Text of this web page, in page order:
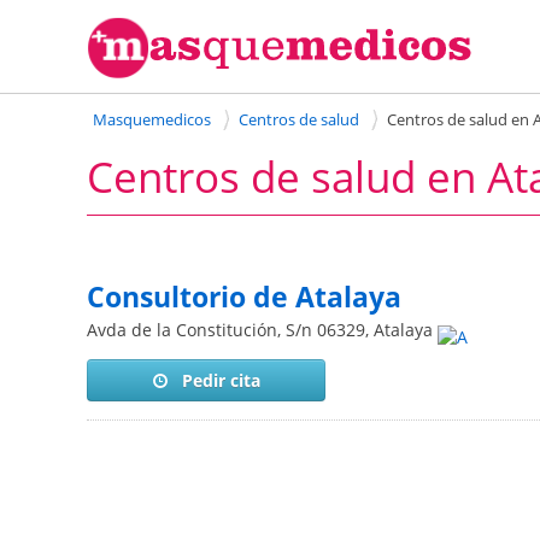
Masquemedicos Centros de salud Centros de salud en
Centros de salud en
Consultorio de Atalaya
Avda de la Constitución, S/n 06329, Atalaya
Pedir cita